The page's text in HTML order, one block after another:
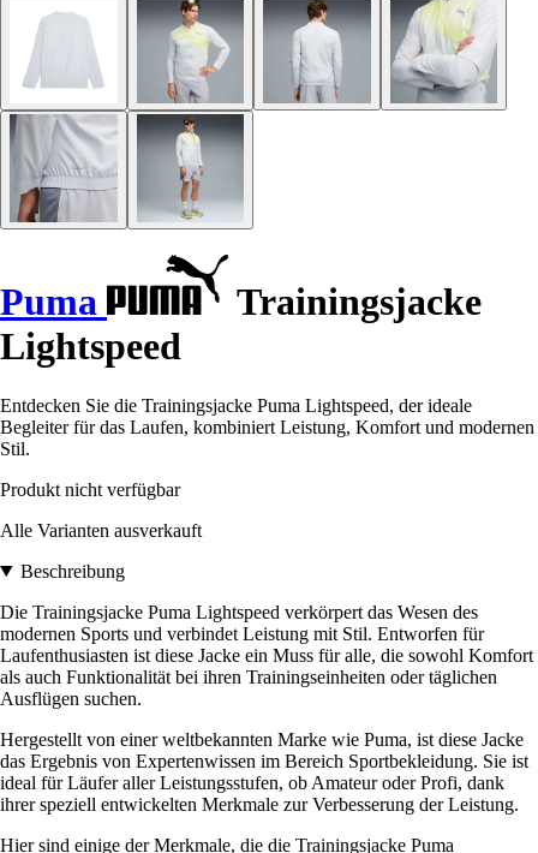
Puma
Trainingsjacke
Lightspeed
Entdecken Sie die Trainingsjacke Puma Lightspeed, der ideale
Begleiter für das Laufen, kombiniert Leistung, Komfort und modernen
Stil.
Produkt nicht verfügbar
Alle Varianten ausverkauft
Beschreibung
Die Trainingsjacke Puma Lightspeed verkörpert das Wesen des
modernen Sports und verbindet Leistung mit Stil. Entworfen für
Laufenthusiasten ist diese Jacke ein Muss für alle, die sowohl Komfort
als auch Funktionalität bei ihren Trainingseinheiten oder täglichen
Ausflügen suchen.
Hergestellt von einer weltbekannten Marke wie Puma, ist diese Jacke
das Ergebnis von Expertenwissen im Bereich Sportbekleidung. Sie ist
ideal für Läufer aller Leistungsstufen, ob Amateur oder Profi, dank
ihrer speziell entwickelten Merkmale zur Verbesserung der Leistung.
Hier sind einige der Merkmale, die die Trainingsjacke Puma